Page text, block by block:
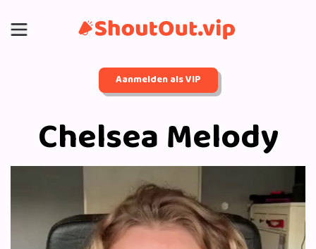
Aanmelden als VIP
Chelsea Melody